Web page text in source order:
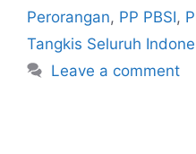
Perorangan, PP PBSI,
Tangkis Seluruh
Leave a comment